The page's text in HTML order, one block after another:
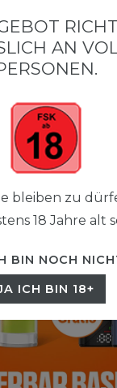
AN
bleiben zu
18 Jahre alt
BIN NOCH
ICH BIN 18+